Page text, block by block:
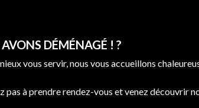
DÉMÉNAGÉ ! ?
vous servir, nous vous accueillons
pas à prendre rendez-vous et venez découvrir